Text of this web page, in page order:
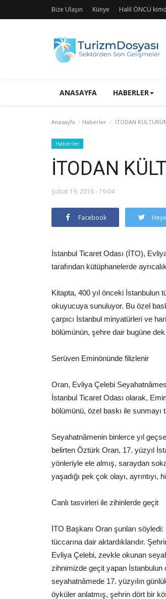
Bize Ulaşın Künye Halil ÖNCÜ
ANASAYFA HABERLER
Anasayfa Haberler İTODAN
Haberler
İTODAN
Şubat 19, 2018 - 19:04
Facebook
İstanbul Ticaret Odası (İTO),
tarafından kütüphanelerde
Kitapta, 400 yıl önceki İstanbulun
okuyucuya sunuluyor. Bu özel
çarpıcı İstanbul minyatürleri ve
bölümünün, şehre dair bugüne
Serüven Eminönünde filizlenir
Oran, Evliya Çelebi
İstanbul Ticaret Odası olarak,
bölümünü, özel baskı ile sunmayı
Seyahatnâmenin binlerce yıl
belirten Öztürk Oran, 17. yüzyıl
yönleriyle ele almış, saraydan
yaşadığı pek çok olayı,
Canlı tasvirleri ile zihinlerde geçit
İTO Başkanı Oran şunları
tüccarına dair aktardıklarıdır.
Evliya Çelebi, zevkle okunan
zihnimizde geçit yapan
seyahatnâmede 17. yüzyılın
öyküler anlatmış, şehrin dört bir